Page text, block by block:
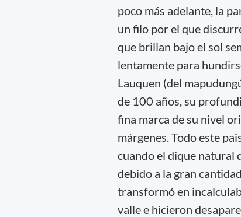
poco más adelante, la
un filo por el que
que brillan bajo el sol
lentamente para
Lauquen (del
de 100 años, su
fina marca de su nivel
márgenes. Todo este
cuando el dique natural
debido a la gran
transformó en
valle e hicieron